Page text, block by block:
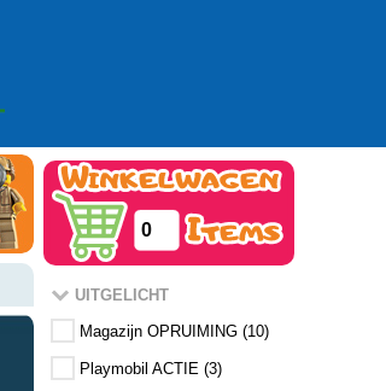
0
UITGELICHT
Magazijn OPRUIMING (10)
Playmobil ACTIE (3)